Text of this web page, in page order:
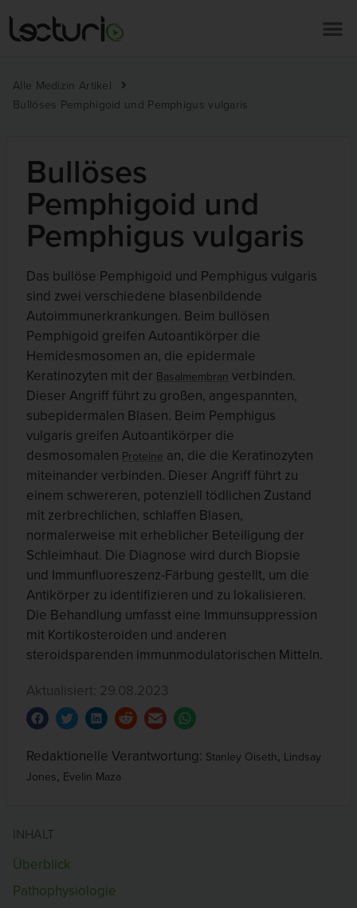
Alle Medizin Artikel
Bullöses Pemphigoid und Pemphigus vulgaris
Bullöses
Pemphigoid und
Pemphigus vulgaris
Das bullöse Pemphigoid und Pemphigus vulgaris
sind zwei verschiedene blasenbildende
Autoimmunerkrankungen. Beim bullösen
Pemphigoid greifen Autoantikörper die
Hemidesmosomen an, die epidermale
Keratinozyten mit der Basalmembran verbinden.
Dieser Angriff führt zu großen, angespannten,
subepidermalen Blasen. Beim Pemphigus
vulgaris greifen Autoantikörper die
desmosomalen Proteine an, die die Keratinozyten
miteinander verbinden. Dieser Angriff führt zu
einem schwereren, potenziell tödlichen Zustand
mit zerbrechlichen, schlaffen Blasen,
normalerweise mit erheblicher Beteiligung der
Schleimhaut. Die Diagnose wird durch Biopsie
und Immunfluoreszenz-Färbung gestellt, um die
Antikörper zu identifizieren und zu lokalisieren.
Die Behandlung umfasst eine Immunsuppression
mit Kortikosteroiden und anderen
steroidsparenden immunmodulatorischen Mitteln.
Aktualisiert: 29.08.2023
Redaktionelle Verantwortung: Stanley Oiseth, Lindsay
Jones, Evelin Maza
INHALT
Überblick
Pathophysiologie